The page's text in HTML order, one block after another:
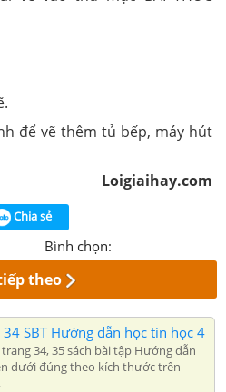
để vẽ thêm tủ bếp, máy hút
Loigiaihay.com
Chia sẻ
Bình chọn:
theo
SBT Hướng dẫn học tin học 4
34, 35 sách bài tập Hướng dẫn
dưới đúng theo kích thước trên